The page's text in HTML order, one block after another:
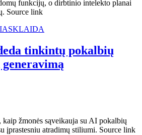
funkcijų, o dirbtinio intelekto planai
Source link
tinkintų pokalbių
žmonės sąveikauja su AI pokalbių
įprastesniu atradimų stiliumi. Source link